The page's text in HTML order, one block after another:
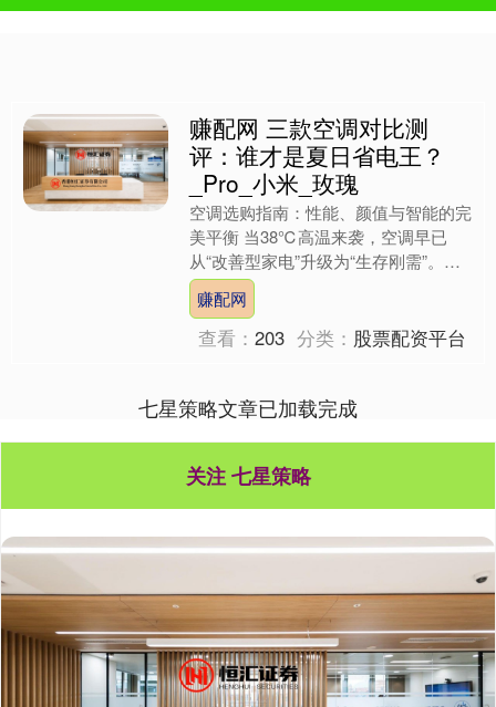
赚配网 三款空调对比测
评：谁才是夏日省电王？
_Pro_小米_玫瑰
空调选购指南：性能、颜值与智能的完
美平衡 当38℃高温来袭，空调早已
从“改善型家电”升级为“生存刚需”。但
面对市面上五花八门的空调产品，普通
消费者往往陷入选择困....
赚配网
查看：203 分类： 股票配资平台
七星策略文章已加载完成
关注 七星策略